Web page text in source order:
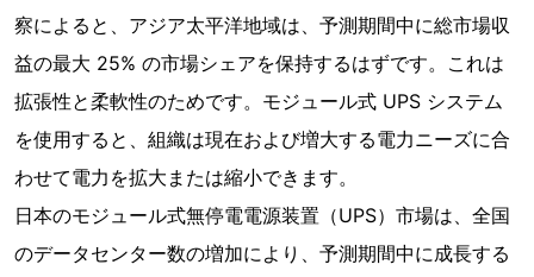
察によると、アジア太平洋地域は、予測期間中に総市場収
益の最大 25% の市場シェアを保持するはずです。これは
拡張性と柔軟性のためです。モジュール式 UPS システム
を使用すると、組織は現在および増大する電力ニーズに合
わせて電力を拡大または縮小できます。
日本のモジュール式無停電電源装置（UPS）市場は、全国
のデータセンター数の増加により、予測期間中に成長する